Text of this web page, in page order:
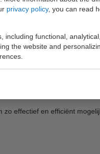
privacy policy, you can read
including functional,
the website and
schoonmaken en
accurate informatie. UWT
effectief en efficiënt